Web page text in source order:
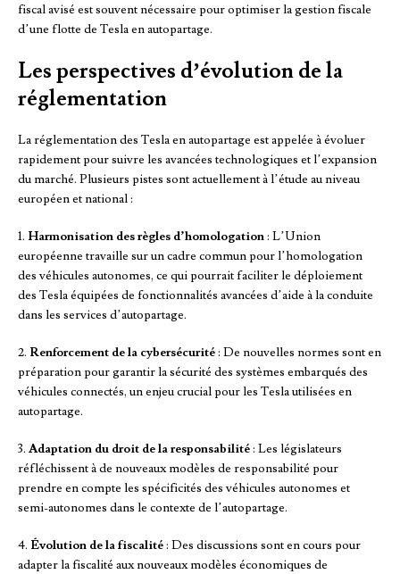
fiscal avisé est souvent nécessaire pour optimiser la gestion fiscale
d’une flotte de Tesla en autopartage.
Les perspectives d’évolution de la
réglementation
La réglementation des Tesla en autopartage est appelée à évoluer
rapidement pour suivre les avancées technologiques et l’expansion
du marché. Plusieurs pistes sont actuellement à l’étude au niveau
européen et national :
1. Harmonisation des règles d’homologation: L’Union
européenne travaille sur un cadre commun pour l’homologation
des véhicules autonomes, ce qui pourrait faciliter le déploiement
des Tesla équipées de fonctionnalités avancées d’aide à la conduite
dans les services d’autopartage.
2. Renforcement de la cybersécurité: De nouvelles normes sont en
préparation pour garantir la sécurité des systèmes embarqués des
véhicules connectés, un enjeu crucial pour les Tesla utilisées en
autopartage.
3. Adaptation du droit de la responsabilité: Les législateurs
réfléchissent à de nouveaux modèles de responsabilité pour
prendre en compte les spécificités des véhicules autonomes et
semi-autonomes dans le contexte de l’autopartage.
4. Évolution de la fiscalité: Des discussions sont en cours pour
adapter la fiscalité aux nouveaux modèles économiques de